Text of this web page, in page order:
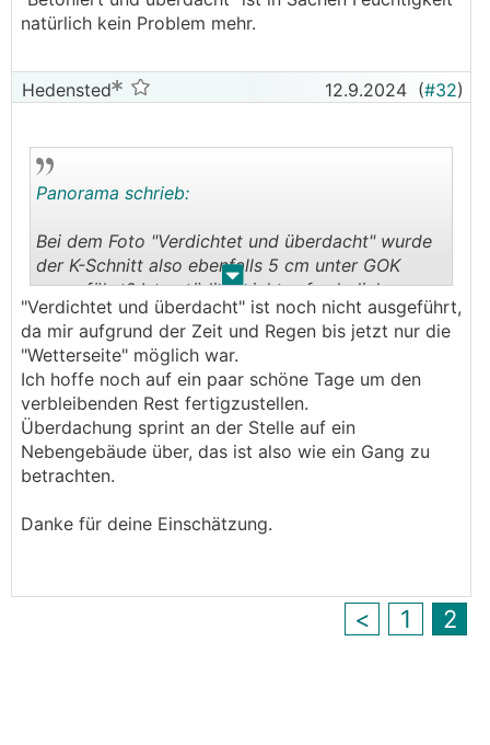
natürlich kein Problem mehr.
Hedensted 12.9.2024 (#32)
. .
Panorama schrieb:
Bei dem Foto "Verdichtet und überdacht" wurde
der K-Schnitt also ebenfalls 5 cm unter GOK
ausgeführt? Ist natürlich nicht erforderlich, wenn
der verdichtete Untergrund keine Kapilarität
aufweist bzw. die Überdachung soweit auskragt,
dass an der Fassade keine Feuchtigkeit anliegt.
"Betoniert und überdacht" ist in Sachen
Feuchtigkeit natürlich kein Problem mehr.
"Verdichtet und überdacht" ist noch nicht ausgeführt,
da mir aufgrund der Zeit und Regen bis jetzt nur die
"Wetterseite" möglich war.
Ich hoffe noch auf ein paar schöne Tage um den
verbleibenden Rest fertigzustellen.
Überdachung sprint an der Stelle auf ein
Nebengebäude über, das ist also wie ein Gang zu
betrachten.
Danke für deine Einschätzung.
< 1 2